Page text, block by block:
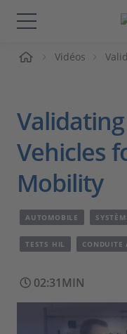
Solutions &
Magazine
Société
Carrières
Vidéos
Validating
Vehicles
Mobility
AUTOMOBILE
TESTS HIL CONDUITE
02:31MIN